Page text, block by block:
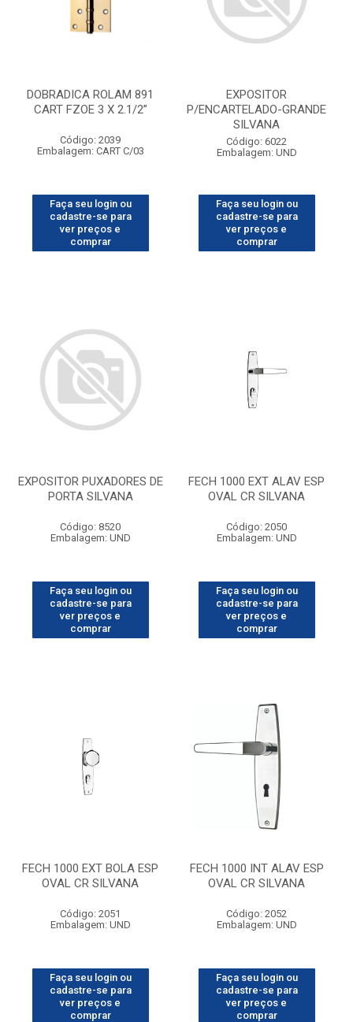
DOBRADICA ROLAM 891
CART FZOE 3 X 2.1/2”
Código: 2039
Embalagem: CART C/03
Faça seu login ou
cadastre-se para
ver preços e
comprar
EXPOSITOR
P/ENCARTELADO-GRANDE
SILVANA
Código: 6022
Embalagem: UND
Faça seu login ou
cadastre-se para
ver preços e
comprar
EXPOSITOR PUXADORES DE
PORTA SILVANA
Código: 8520
Embalagem: UND
Faça seu login ou
cadastre-se para
ver preços e
comprar
FECH 1000 EXT ALAV ESP
OVAL CR SILVANA
Código: 2050
Embalagem: UND
Faça seu login ou
cadastre-se para
ver preços e
comprar
FECH 1000 EXT BOLA ESP
OVAL CR SILVANA
Código: 2051
Embalagem: UND
Faça seu login ou
cadastre-se para
ver preços e
comprar
FECH 1000 INT ALAV ESP
OVAL CR SILVANA
Código: 2052
Embalagem: UND
Faça seu login ou
cadastre-se para
ver preços e
comprar